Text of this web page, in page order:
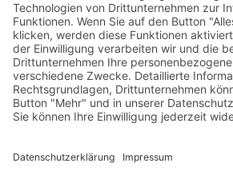
Rechtliches
Widerrufsrecht und Widerrufsformular
Impressum
Datenschutzerklärung
Cookie-Einstellungen